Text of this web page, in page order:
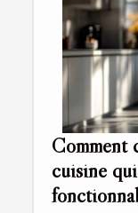
Comment
cuisine